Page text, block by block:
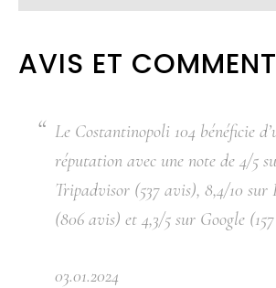
AVIS ET
Le Costantinopoli 104 bénéficie
réputation avec une note de 4/5
Tripadvisor (537 avis), 8,4/10 sur
(806 avis) et 4,3/5 sur Google
03.01.2024